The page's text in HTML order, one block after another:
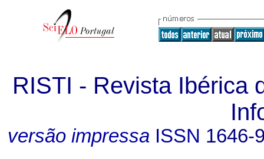
RISTI - Revista Ibérica
versão impressa ISSN 1646-